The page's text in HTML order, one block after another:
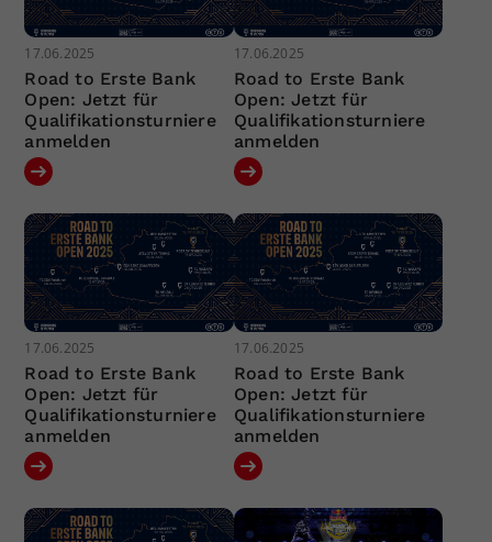
17.06.2025
Road to Erste Bank
Open: Jetzt für
Qualifikationsturniere
anmelden
17.06.2025
Road to Erste Bank
Open: Jetzt für
Qualifikationsturniere
anmelden
17.06.2025
Road to Erste Bank
Open: Jetzt für
Qualifikationsturniere
anmelden
17.06.2025
Road to Erste Bank
Open: Jetzt für
Qualifikationsturniere
anmelden